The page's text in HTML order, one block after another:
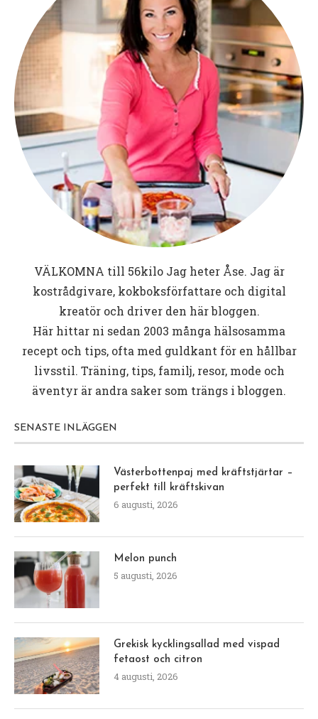
VÄLKOMNA till 56kiloJag heter Åse. Jag är
kostrådgivare, kokboksförfattare och digital
kreatör och driver den här bloggen.
Här hittar ni sedan 2003 många hälsosamma
recept och tips, ofta med guldkant för en hållbar
livsstil. Träning, tips, familj, resor, mode och
äventyr är andra saker som trängs i bloggen.
SENASTE INLÄGGEN
Västerbottenpaj med kräftstjärtar –
perfekt till kräftskivan
6 augusti, 2026
Melon punch
5 augusti, 2026
Grekisk kycklingsallad med vispad
fetaost och citron
4 augusti, 2026